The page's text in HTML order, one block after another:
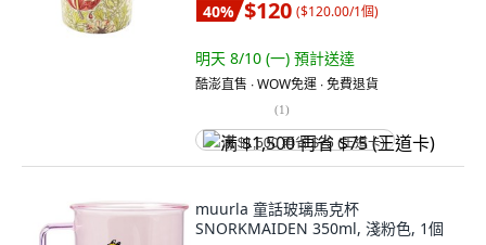
40% $120 ($120.00/1個)
明天 8/10 (一) 預計送達
酷澎直售 ∙ WOW免運 ∙ 免費退貨
(1)
满 $1,500 再省 $75 (王道卡)
muurla 童話玻璃馬克杯
SNORKMAIDEN 350ml, 淺粉色, 1個